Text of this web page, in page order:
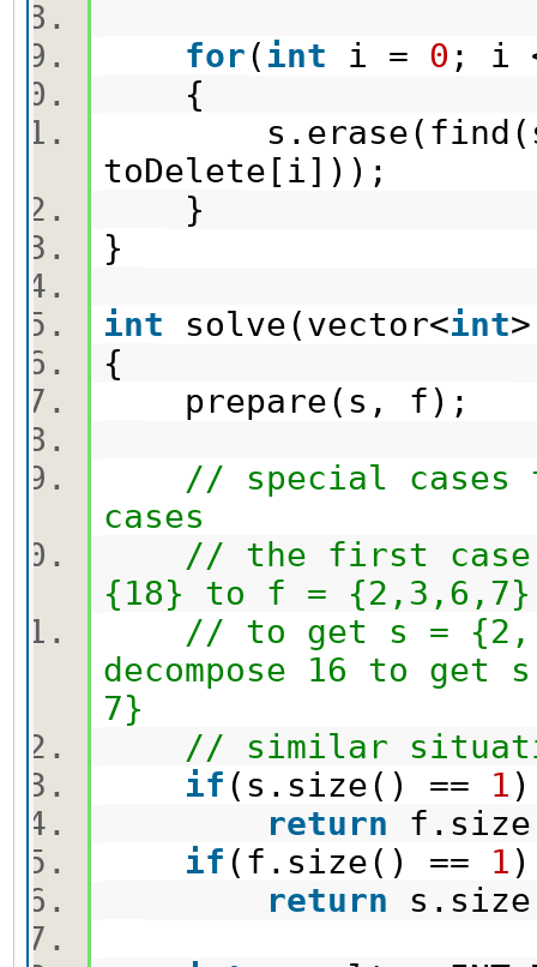
for( int i = 0 ; i
{
toDelete[i]));
}
}
int solve(vector<int
{
prepare(s, f);
// special cases
cases
// the first
{18} to f = {2,3,6,7}
// to get s =
decompose 16 to
7}
// similar
if (s.size() == 1
return
if (f.size() == 1
return